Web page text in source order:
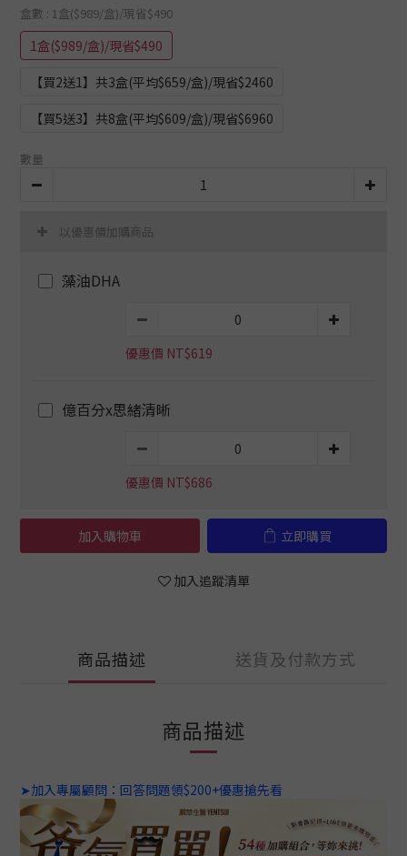
盒數 : 1盒($989/盒)/現省$490
1盒($989/盒)/現省$490
【買2送1】共3盒(平均$659/盒)/現省$2460
【買5送3】共8盒(平均$609/盒)/現省$6960
數量
以優惠價加購商品
藻油DHA
優惠價 NT$619
億百分x思緒清晰
優惠價 NT$686
加入購物車 立即購買
加入追蹤清單
商品描述 送貨及付款方式
商品描述
➤加入專屬顧問：回答問題領$200+優惠搶先看